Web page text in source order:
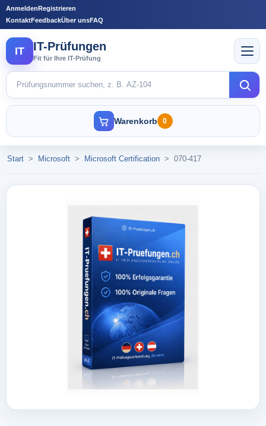
AnmeldenRegistrieren
KontaktFeedbackÜber unsFAQ
IT IT-Prüfungen
Fit für Ihre IT-Prüfung
Warenkorb 0
Start > Microsoft > Microsoft Certification > 070-417